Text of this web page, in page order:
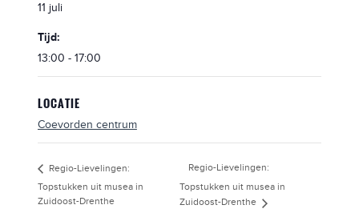
11 juli
Tijd:
13:00 - 17:00
LOCATIE
Coevorden centrum
Regio-Lievelingen:
Topstukken uit musea in
Zuidoost-Drenthe
Regio-Lievelingen:
Topstukken uit musea in
Zuidoost-Drenthe